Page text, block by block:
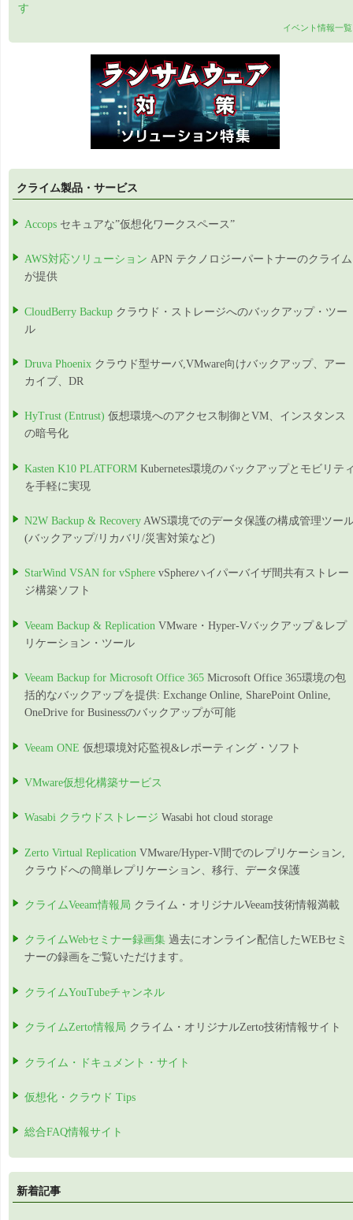
す
イベント情報一覧
クライム製品・サービス
Accops セキュアな”仮想化ワークスペース”
AWS対応ソリューション APN テクノロジーパートナーのクライム
が提供
CloudBerry Backup クラウド・ストレージへのバックアップ・ツー
ル
Druva Phoenix クラウド型サーバ,VMware向けバックアップ、アー
カイブ、DR
HyTrust (Entrust) 仮想環境へのアクセス制御とVM、インスタンス
の暗号化
Kasten K10 PLATFORM Kubernetes環境のバックアップとモビリテ
を手軽に実現
N2W Backup & Recovery AWS環境でのデータ保護の構成管理ツー
(バックアップ/リカバリ/災害対策など)
StarWind VSAN for vSphere vSphereハイパーバイザ間共有ストレー
ジ構築ソフト
Veeam Backup & Replication VMware・Hyper-Vバックアップ＆レプ
リケーション・ツール
Veeam Backup for Microsoft Office 365 Microsoft Office 365環境の包
括的なバックアップを提供: Exchange Online, SharePoint Online,
OneDrive for Businessのバックアップが可能
Veeam ONE 仮想環境対応監視&レポーティング・ソフト
VMware仮想化構築サービス
Wasabi クラウドストレージ Wasabi hot cloud storage
Zerto Virtual Replication VMware/Hyper-V間でのレプリケーション,
クラウドへの簡単レプリケーション、移行、データ保護
クライムVeeam情報局 クライム・オリジナルVeeam技術情報満載
クライムWebセミナー録画集 過去にオンライン配信したWEBセミ
ナーの録画をご覧いただけます。
クライムYouTubeチャンネル
クライムZerto情報局 クライム・オリジナルZerto技術情報サイト
クライム・ドキュメント・サイト
仮想化・クラウド Tips
総合FAQ情報サイト
新着記事